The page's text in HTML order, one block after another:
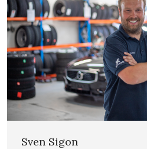
Sven Sigon